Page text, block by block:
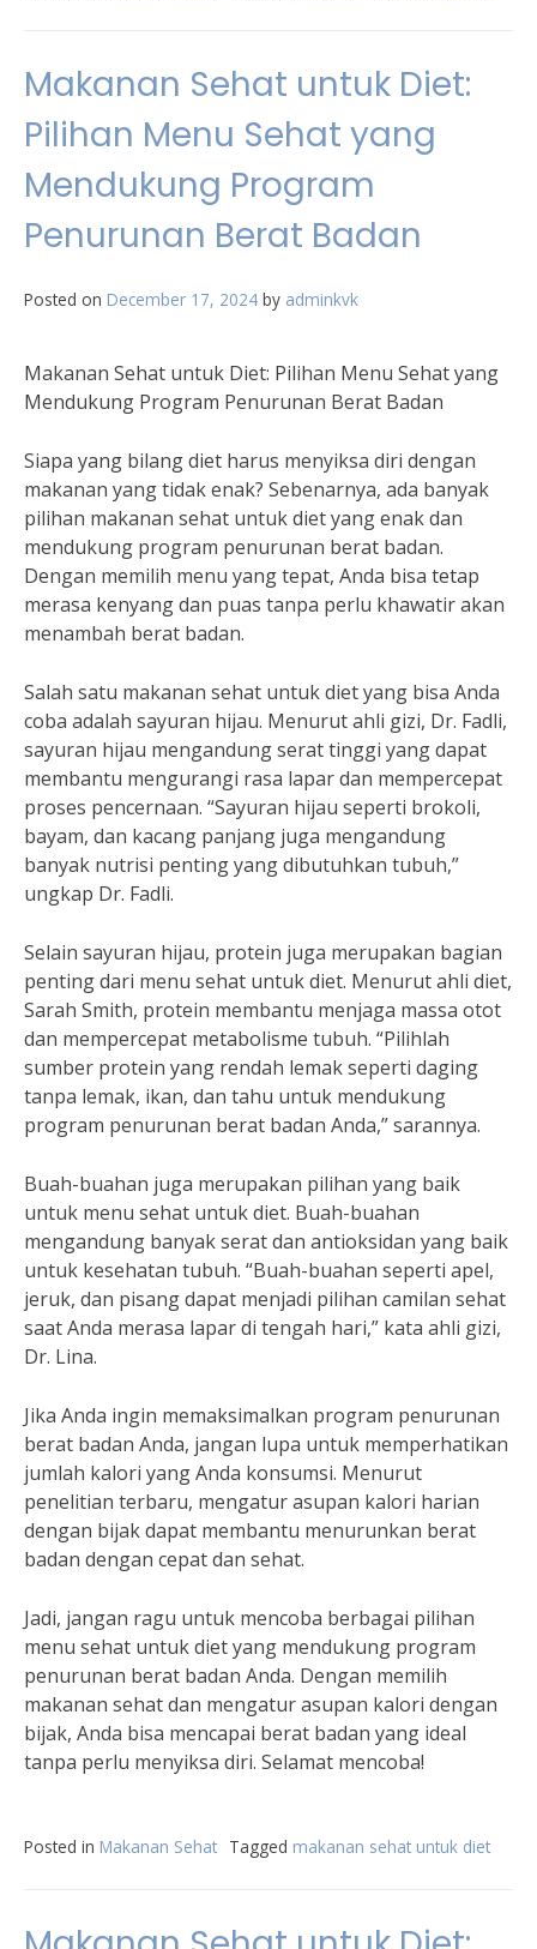
Makanan Sehat untuk Diet:
Pilihan Menu Sehat yang
Mendukung Program
Penurunan Berat Badan
Posted on December 17, 2024 by adminkvk
Makanan Sehat untuk Diet: Pilihan Menu Sehat yang
Mendukung Program Penurunan Berat Badan
Siapa yang bilang diet harus menyiksa diri dengan
makanan yang tidak enak? Sebenarnya, ada banyak
pilihan makanan sehat untuk diet yang enak dan
mendukung program penurunan berat badan.
Dengan memilih menu yang tepat, Anda bisa tetap
merasa kenyang dan puas tanpa perlu khawatir akan
menambah berat badan.
Salah satu makanan sehat untuk diet yang bisa Anda
coba adalah sayuran hijau. Menurut ahli gizi, Dr. Fadli,
sayuran hijau mengandung serat tinggi yang dapat
membantu mengurangi rasa lapar dan mempercepat
proses pencernaan. “Sayuran hijau seperti brokoli,
bayam, dan kacang panjang juga mengandung
banyak nutrisi penting yang dibutuhkan tubuh,”
ungkap Dr. Fadli.
Selain sayuran hijau, protein juga merupakan bagian
penting dari menu sehat untuk diet. Menurut ahli diet,
Sarah Smith, protein membantu menjaga massa otot
dan mempercepat metabolisme tubuh. “Pilihlah
sumber protein yang rendah lemak seperti daging
tanpa lemak, ikan, dan tahu untuk mendukung
program penurunan berat badan Anda,” sarannya.
Buah-buahan juga merupakan pilihan yang baik
untuk menu sehat untuk diet. Buah-buahan
mengandung banyak serat dan antioksidan yang baik
untuk kesehatan tubuh. “Buah-buahan seperti apel,
jeruk, dan pisang dapat menjadi pilihan camilan sehat
saat Anda merasa lapar di tengah hari,” kata ahli gizi,
Dr. Lina.
Jika Anda ingin memaksimalkan program penurunan
berat badan Anda, jangan lupa untuk memperhatikan
jumlah kalori yang Anda konsumsi. Menurut
penelitian terbaru, mengatur asupan kalori harian
dengan bijak dapat membantu menurunkan berat
badan dengan cepat dan sehat.
Jadi, jangan ragu untuk mencoba berbagai pilihan
menu sehat untuk diet yang mendukung program
penurunan berat badan Anda. Dengan memilih
makanan sehat dan mengatur asupan kalori dengan
bijak, Anda bisa mencapai berat badan yang ideal
tanpa perlu menyiksa diri. Selamat mencoba!
Posted in Makanan Sehat Tagged makanan sehat untuk diet